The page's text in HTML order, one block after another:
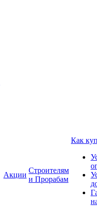
Акции
Строителям
и Прорабам
Как